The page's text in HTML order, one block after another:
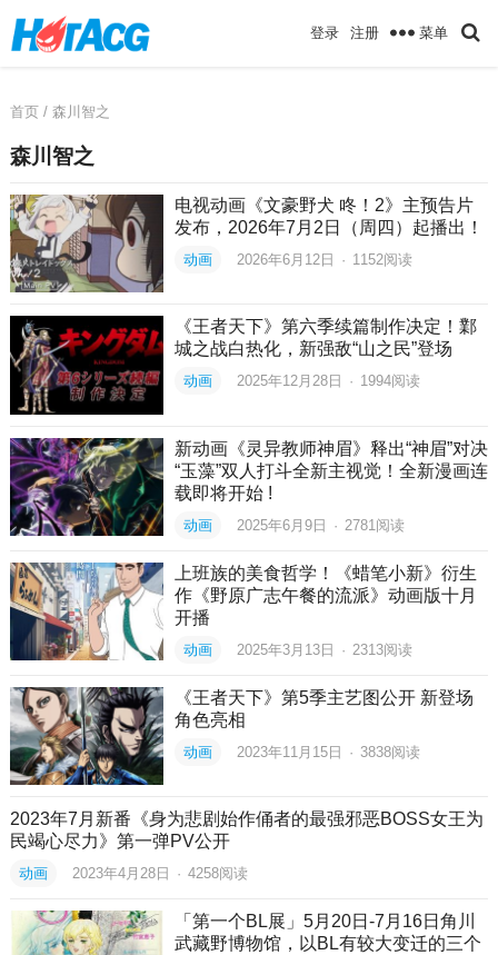
登录 注册 菜单
首页/ 森川智之
森川智之
电视动画《文豪野犬 咚！2》主预告片
发布，2026年7月2日（周四）起播出！
动画 2026年6月12日 · 1152阅读
《王者天下》第六季续篇制作决定！鄴
城之战白热化，新强敌“山之民”登场
动画 2025年12月28日 · 1994阅读
新动画《灵异教师神眉》释出“神眉”对决
“玉藻”双人打斗全新主视觉！全新漫画连
载即将开始 !
动画 2025年6月9日 · 2781 阅读
上班族的美食哲学！《蜡笔小新》衍生
作《野原广志午餐的流派》动画版十月
开播
动画 2025年3月13日 · 2313阅读
《王者天下》第5季主艺图公开 新登场
角色亮相
动画 2023年11月15日 · 3838阅读
2023年7月新番《身为悲剧始作俑者的最强邪恶BOSS女王为
民竭心尽力》第一弹PV公开
动画 2023年4月28日 · 4258阅读
「第一个BL展」5月20日-7月16日角川
武藏野博物馆，以BL有较大变迁的三个